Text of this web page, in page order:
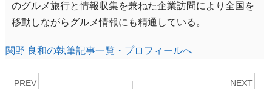
のグルメ旅行と情報収集を兼ねた企業訪問により全国を
移動しながらグルメ情報にも精通している。
関野 良和の執筆記事一覧・プロフィールへ
PREV NEXT